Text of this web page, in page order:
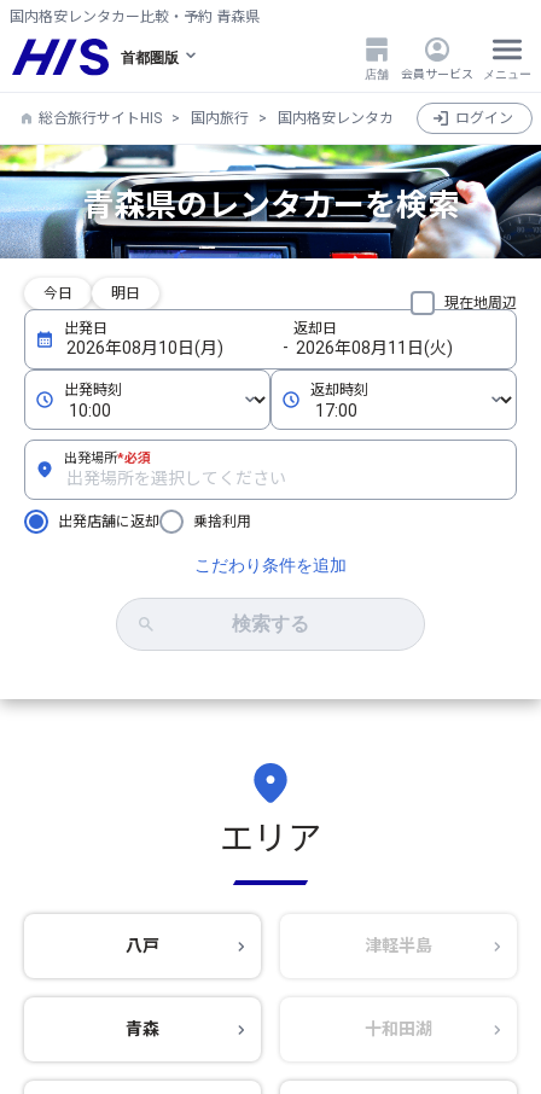
国内格安レンタカー比較・予約 青森県
首都圏版
店舗 会員サービス メニュー
総合旅行サイトHIS 国内旅行 国内格安レンタカー比較・検索・予約
ログイン
青森県のレンタカーを検索
現在地周辺
今日 明日
出発場所*必須
出発店舗に返却 乗捨利用
こだわり条件を追加
検索する
エリア
八戸 津軽半島
青森 十和田湖